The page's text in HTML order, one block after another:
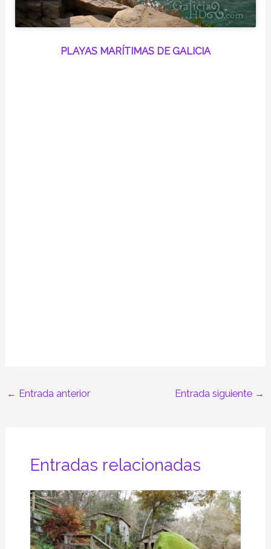
PLAYAS MARÍTIMAS DE GALICIA
← Entrada anterior Entrada siguiente →
Entradas relacionadas